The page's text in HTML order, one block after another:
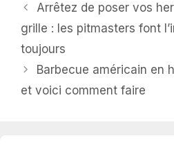
Arrêtez de poser vos
grille : les pitmasters font
toujours
Barbecue américain en
et voici comment faire